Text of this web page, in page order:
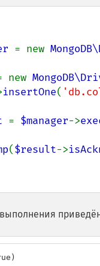
= new
new
insertOne(
= $manager->
($result->
выполнения